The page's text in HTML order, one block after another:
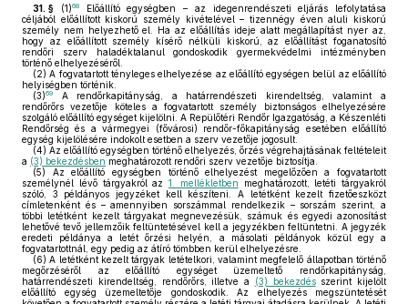
31. § (1)68Előállító egységben – az idegenrendészeti eljárás lefolytatása
céljából előállított kiskorú személy kivételével – tizennégy éven aluli kiskorú
személy nem helyezhető el. Ha az előállítás ideje alatt megállapítást nyer az,
hogy az előállított személy kísérő nélküli kiskorú, az előállítást foganatosító
rendőri szerv haladéktalanul gondoskodik gyermekvédelmi intézményben
történő elhelyezéséről.
(2) A fogvatartott tényleges elhelyezése az előállító egységen belül az előállító
helyiségben történik.
(3)69
A rendőrkapitányság, a határrendészeti kirendeltség, valamint a
rendőrőrs vezetője köteles a fogvatartott személy biztonságos elhelyezésére
szolgáló előállító egységet kijelölni. A Repülőtéri Rendőr Igazgatóság, a Készenléti
Rendőrség és a vármegyei (fővárosi) rendőr-főkapitányság esetében előállító
egység kijelölésére indokolt esetben a szerv vezetője jogosult.
(4) Az előállító egységben történő elhelyezés, őrzés végrehajtásának feltételeit
a (3) bekezdésben meghatározott rendőri szerv vezetője biztosítja.
(5) Az előállító egységben történő elhelyezést megelőzően a fogvatartott
személynél lévő tárgyakról az 1. mellékletben meghatározott, letéti tárgyakról
szóló, 3 példányos jegyzéket kell készíteni. A letétként kezelt fizetőeszközt
címletenként és – amennyiben sorszámmal rendelkezik – sorszám szerint, a
többi letétként kezelt tárgyakat megnevezésük, számuk és egyedi azonosítást
lehetővé tevő jellemzőik feltüntetésével kell a jegyzékben feltüntetni. A jegyzék
eredeti példánya a letét őrzési helyén, a másolati példányok közül egy a
fogvatartottnál, egy pedig az átíró tömbben kerül elhelyezésre.
(6) A letétként kezelt tárgyak letételkori, valamint megfelelő állapotban történő
megőrzéséről az előállító egységet üzemeltető rendőrkapitányság,
határrendészeti kirendeltség, rendőrőrs, illetve a
(3) bekezdésszerint kijelölt
előállító egység üzemeltetője gondoskodik. Az elhelyezés megszüntetését